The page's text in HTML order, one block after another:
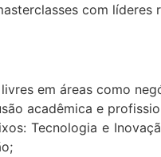
com
em áreas como
acadêmica e
Tecnologia e